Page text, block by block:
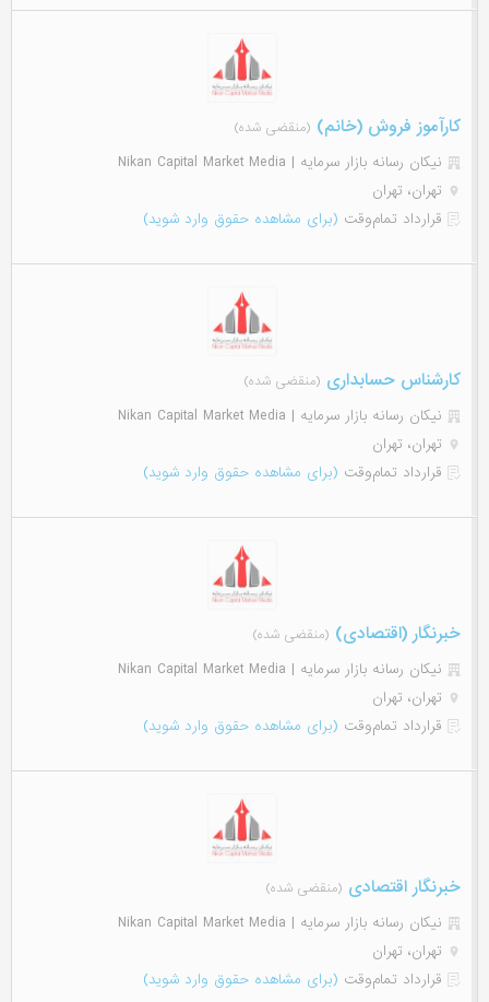
کارآموز فروش (خانم) (منقضی شده)
نیکان رسانه بازار سرمایه | Nikan Capital Market Media
تهران، تهران
قرارداد تمام‌وقت (برای مشاهده حقوق وارد شوید)
کارشناس حسابداری (منقضی شده)
نیکان رسانه بازار سرمایه | Nikan Capital Market Media
تهران، تهران
قرارداد تمام‌وقت (برای مشاهده حقوق وارد شوید)
خبرنگار (اقتصادی) (منقضی شده)
نیکان رسانه بازار سرمایه | Nikan Capital Market Media
تهران، تهران
قرارداد تمام‌وقت (برای مشاهده حقوق وارد شوید)
خبرنگار اقتصادی (منقضی شده)
نیکان رسانه بازار سرمایه | Nikan Capital Market Media
تهران، تهران
قرارداد تمام‌وقت (برای مشاهده حقوق وارد شوید)